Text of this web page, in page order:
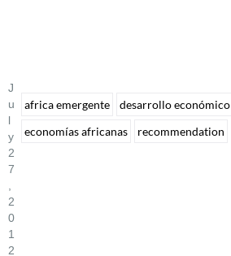
J
U
L
Y
2
7
2
0
1
2
africa emergente desarrollo económico
economías africanas
recommendation